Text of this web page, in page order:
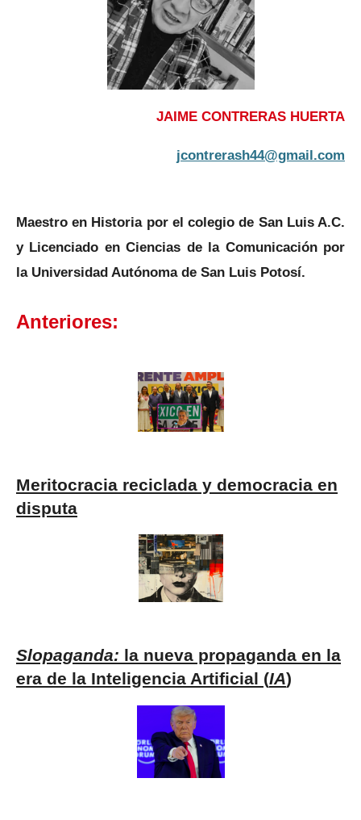
JAIME CONTRERAS HUERTA
jcontrerash44@gmail.com
Maestro en Historia por el colegio de San Luis A.C.
y Licenciado en Ciencias de la Comunicación por
la Universidad Autónoma de San Luis Potosí.
Anteriores:
Meritocracia reciclada y democracia en
disputa
Slopaganda: la nueva propaganda en la
era de la Inteligencia Artificial (IA)